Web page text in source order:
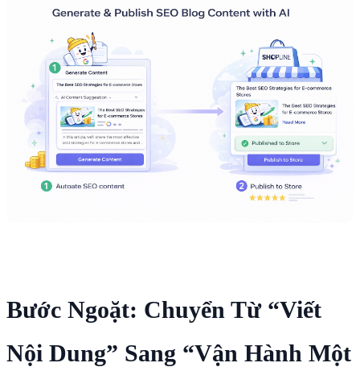
Bước Ngoặt: Chuyển Từ “Viết
Nội Dung” Sang “Vận Hành Một